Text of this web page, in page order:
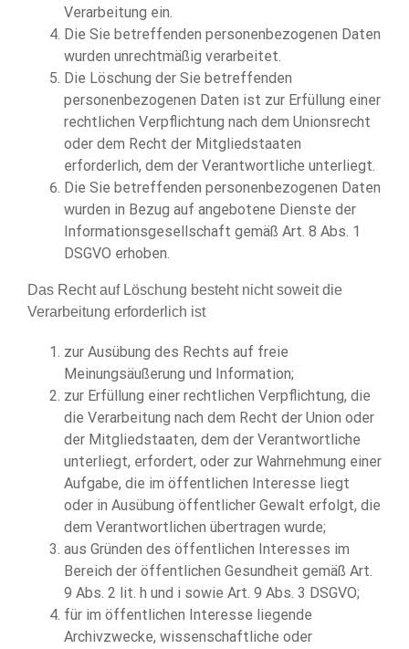
Verarbeitung ein.
Die Sie betreffenden personenbezogenen Daten
wurden unrechtmäßig verarbeitet.
Die Löschung der Sie betreffenden
personenbezogenen Daten ist zur Erfüllung einer
rechtlichen Verpflichtung nach dem Unionsrecht
oder dem Recht der Mitgliedstaaten
erforderlich, dem der Verantwortliche unterliegt.
Die Sie betreffenden personenbezogenen Daten
wurden in Bezug auf angebotene Dienste der
Informationsgesellschaft gemäß Art. 8 Abs. 1
DSGVO erhoben.
Das Recht auf Löschung besteht nicht soweit die
Verarbeitung erforderlich ist
zur Ausübung des Rechts auf freie
Meinungsäußerung und Information;
zur Erfüllung einer rechtlichen Verpflichtung, die
die Verarbeitung nach dem Recht der Union oder
der Mitgliedstaaten, dem der Verantwortliche
unterliegt, erfordert, oder zur Wahrnehmung einer
Aufgabe, die im öffentlichen Interesse liegt
oder in Ausübung öffentlicher Gewalt erfolgt, die
dem Verantwortlichen übertragen wurde;
aus Gründen des öffentlichen Interesses im
Bereich der öffentlichen Gesundheit gemäß Art.
9 Abs. 2 lit. h und i sowie Art. 9 Abs. 3 DSGVO;
für im öffentlichen Interesse liegende
Archivzwecke, wissenschaftliche oder